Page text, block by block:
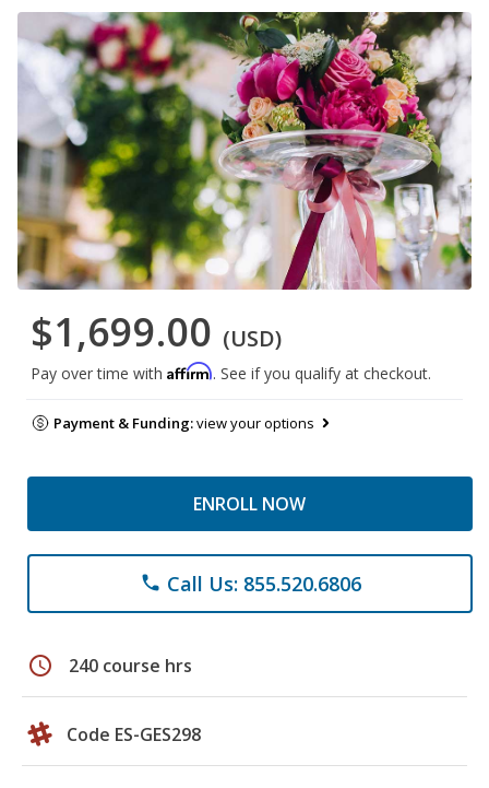
$1,699.00 (USD)
Pay over time with Affirm. See if you qualify at checkout.
Payment & Funding:view your options
ENROLL NOW
phone Call Us: 855.520.6806
schedule 240 course hrs
Code ES-GES298